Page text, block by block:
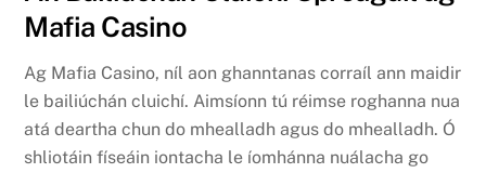
Mafia Casino
Ag Mafia Casino, níl aon ghanntanas corraíl ann maidir
le bailiúchán cluichí. Aimsíonn tú réimse roghanna nua
atá deartha chun do mhealladh agus do mhealladh. Ó
shliotáin físeáin iontacha le íomhánna nuálacha go